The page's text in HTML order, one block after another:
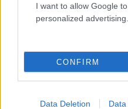
I want to allow Google
personalized advertising.
CONFIRM
Data Deletion Data
Σχόλια